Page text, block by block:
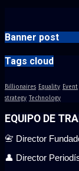
Banner post
Tags cloud
Billionaires Equality Event
strategy Technology
EQUIPO DE
📇 Director
👤 Director